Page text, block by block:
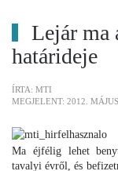
Lejár ma
határideje
ÍRTA: MTI
MEGJELENT: 2012.
Ma éjfélig lehet
tavalyi évről, és